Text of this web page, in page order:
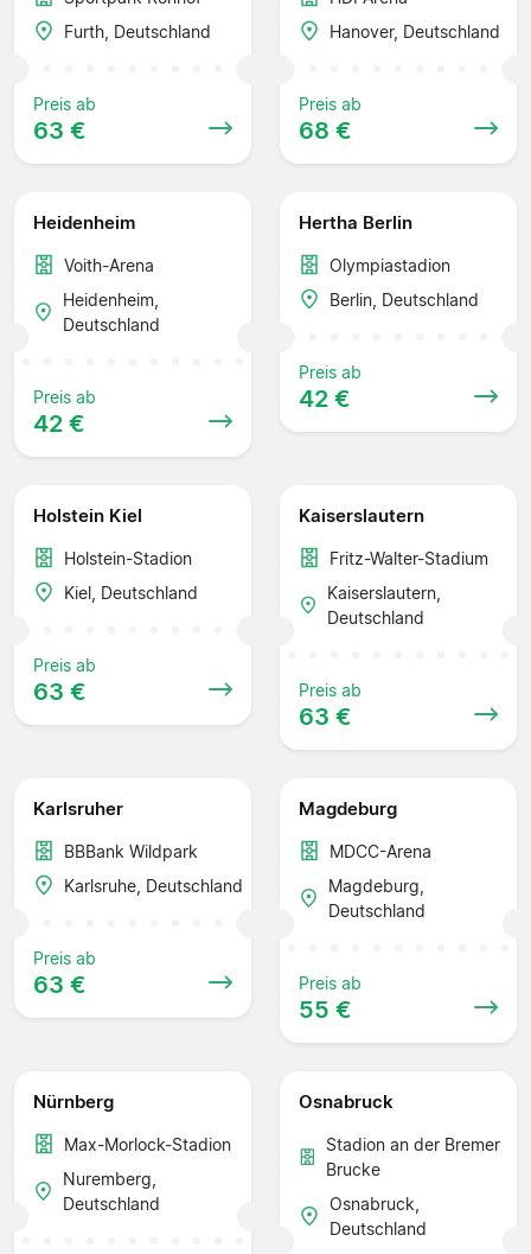
Furth, Deutschland
Preis ab
63 €
Hanover, Deutschland
Preis ab
68 €
Heidenheim
Voith-Arena
Heidenheim,
Deutschland
Preis ab
42 €
Hertha Berlin
Olympiastadion
Berlin, Deutschland
Preis ab
42 €
Holstein Kiel
Holstein-Stadion
Kiel, Deutschland
Preis ab
63 €
Kaiserslautern
Fritz-Walter-Stadium
Kaiserslautern,
Deutschland
Preis ab
63 €
Karlsruher
BBBank Wildpark
Karlsruhe, Deutschland
Preis ab
63 €
Magdeburg
MDCC-Arena
Magdeburg,
Deutschland
Preis ab
55 €
Nürnberg
Max-Morlock-Stadion
Nuremberg,
Deutschland
Osnabruck
Stadion an der Bremer
Brucke
Osnabruck,
Deutschland